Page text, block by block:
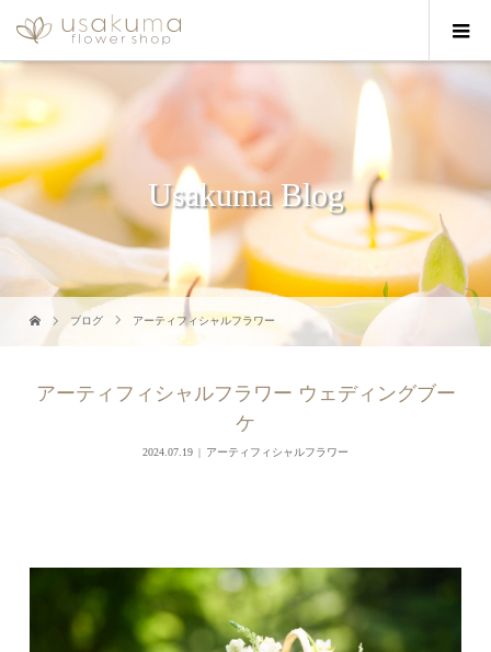
Usakuma Blog
ブログ アーティフィシャルフラワー
アーティフィシャルフラワー ウェディングブー
ケ
2024.07.19 アーティフィシャルフラワー